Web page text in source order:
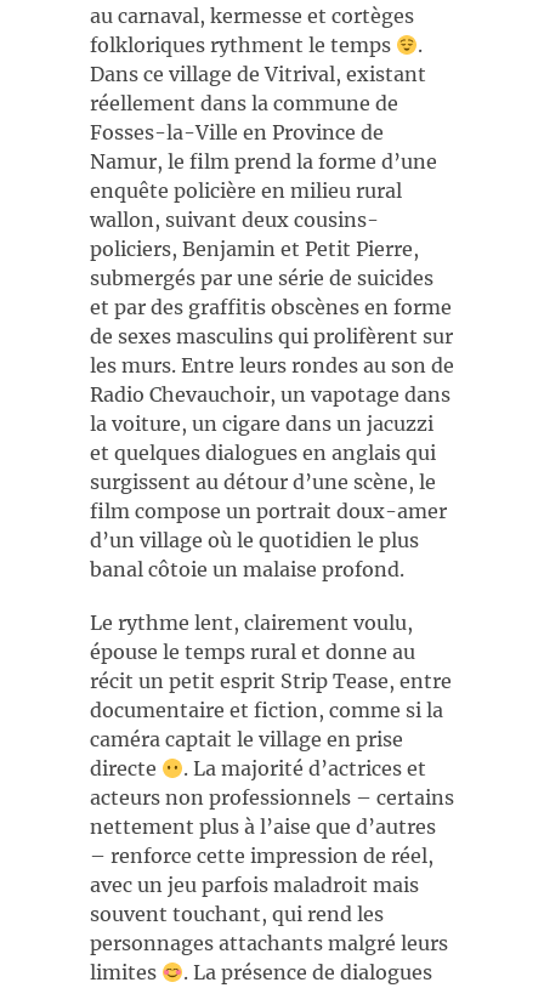
au carnaval, kermesse et cortèges
folkloriques rythment le temps
.
Dans ce village de Vitrival, existant
réellement dans la commune de
Fosses-la-Ville en Province de
Namur, le film prend la forme d’une
enquête policière en milieu rural
wallon, suivant deux cousins-
policiers, Benjamin et Petit Pierre,
submergés par une série de suicides
et par des graffitis obscènes en forme
de sexes masculins qui prolifèrent sur
les murs. Entre leurs rondes au son de
Radio Chevauchoir, un vapotage dans
la voiture, un cigare dans un jacuzzi
et quelques dialogues en anglais qui
surgissent au détour d’une scène, le
film compose un portrait doux-amer
d’un village où le quotidien le plus
banal côtoie un malaise profond.
Le rythme lent, clairement voulu,
épouse le temps rural et donne au
récit un petit esprit Strip Tease, entre
documentaire et fiction, comme si la
caméra captait le village en prise
directe
. La majorité d’actrices et
acteurs non professionnels – certains
nettement plus à l’aise que d’autres
– renforce cette impression de réel,
avec un jeu parfois maladroit mais
souvent touchant, qui rend les
personnages attachants malgré leurs
limites
. La présence de dialogues